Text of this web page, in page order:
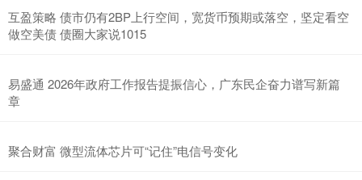
互盈策略 债市仍有2BP上行空间，宽货币预期或落空，坚定看空
做空美债 债圈大家说1015
易盛通 2026年政府工作报告提振信心，广东民企奋力谱写新篇
章
聚合财富 微型流体芯片可“记住”电信号变化